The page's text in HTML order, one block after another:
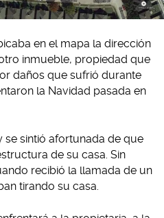
en el mapa la dirección
inmueble, propiedad que
daños que sufrió durante
la Navidad pasada en
se sintió afortunada de que
de su casa. Sin
recibió la llamada de un
tirando su casa.